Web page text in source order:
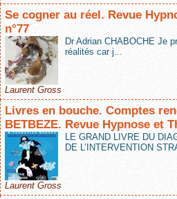
Se cogner au réel. Revue
n°77
Dr Adrian CHABOCHE Je
réalités car j...
Laurent Gross
Livres en bouche. Comptes
BETBEZE. Revue Hypnose et
LE GRAND LIVRE DU
DE L’INTERVENTION
Laurent Gross